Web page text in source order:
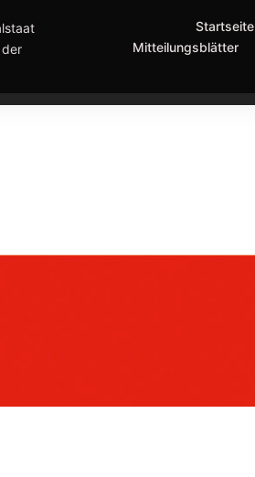
Startseite
Mitteilungsblätter